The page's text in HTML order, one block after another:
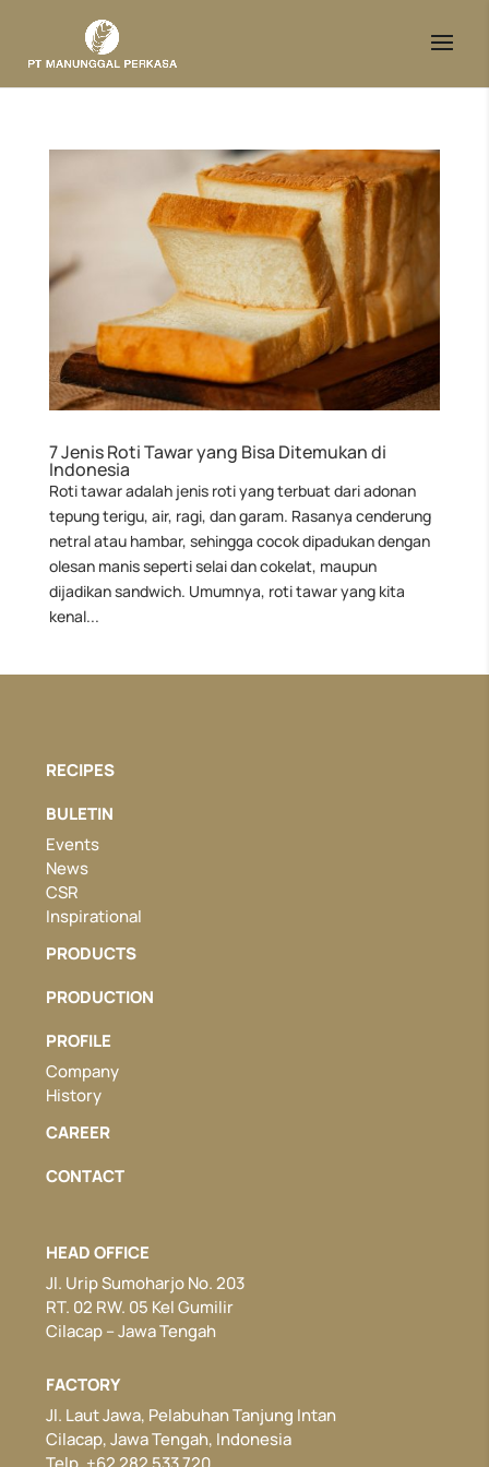
7 Jenis Roti Tawar yang Bisa Ditemukan di
Indonesia
Roti tawar adalah jenis roti yang terbuat dari adonan
tepung terigu, air, ragi, dan garam. Rasanya cenderung
netral atau hambar, sehingga cocok dipadukan dengan
olesan manis seperti selai dan cokelat, maupun
dijadikan sandwich. Umumnya, roti tawar yang kita
kenal...
RECIPES
BULETIN
Events
News
CSR
Inspirational
PRODUCTS
PRODUCTION
PROFILE
Company
History
CAREER
CONTACT
HEAD OFFICE
Jl. Urip Sumoharjo No. 203
RT. 02 RW. 05 Kel Gumilir
Cilacap – Jawa Tengah
FACTORY
Jl. Laut Jawa, Pelabuhan Tanjung Intan
Cilacap, Jawa Tengah, Indonesia